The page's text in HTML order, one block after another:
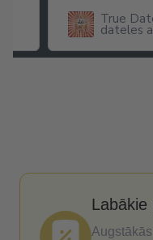
True
dateles
Labākie